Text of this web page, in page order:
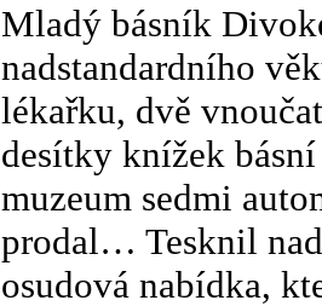
Mladý básník
nadstandardního
lékařku, dvě
desítky knížek
muzeum sedmi
prodal… Tesknil
osudová nabídka,